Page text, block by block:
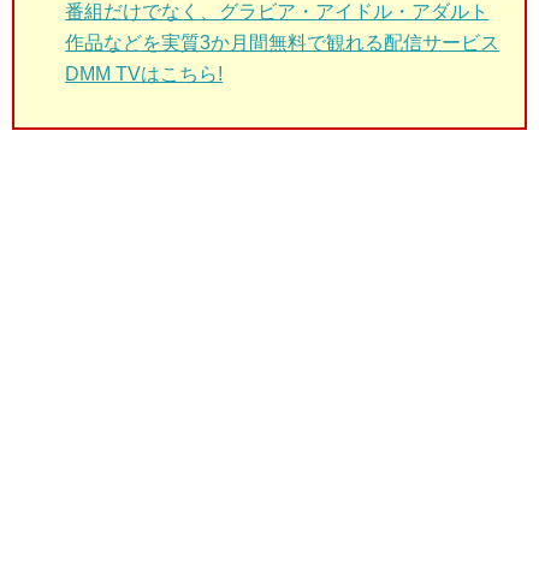
番組だけでなく、グラビア・アイドル・アダルト
作品などを実質3か月間無料で観れる配信サービス
DMM TVはこちら!